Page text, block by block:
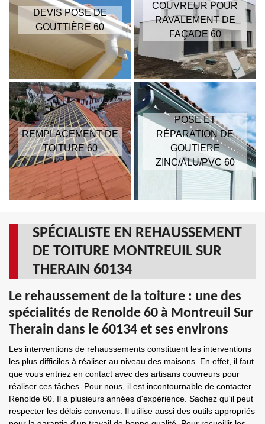
DEVIS POSE DE
GOUTTIÈRE 60
COUVREUR POUR
RAVALEMENT DE
FAÇADE 60
REMPLACEMENT DE
TOITURE 60
POSE ET
RÉPARATION DE
GOUTIERE
ZINC/ALU/PVC 60
SPÉCIALISTE EN REHAUSSEMENT
DE TOITURE MONTREUIL SUR
THERAIN 60134
Le rehaussement de la toiture : une des
spécialités de Renolde 60 à Montreuil Sur
Therain dans le 60134 et ses environs
Les interventions de rehaussements constituent les interventions
les plus difficiles à réaliser au niveau des maisons. En effet, il faut
que vous entriez en contact avec des artisans couvreurs pour
réaliser ces tâches. Pour nous, il est incontournable de contacter
Renolde 60. Il a plusieurs années d'expérience. Sachez qu'il peut
respecter les délais convenus. Il utilise aussi des outils appropriés